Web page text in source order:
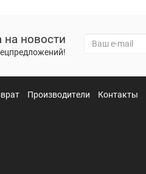
на новости
Производители Контакты